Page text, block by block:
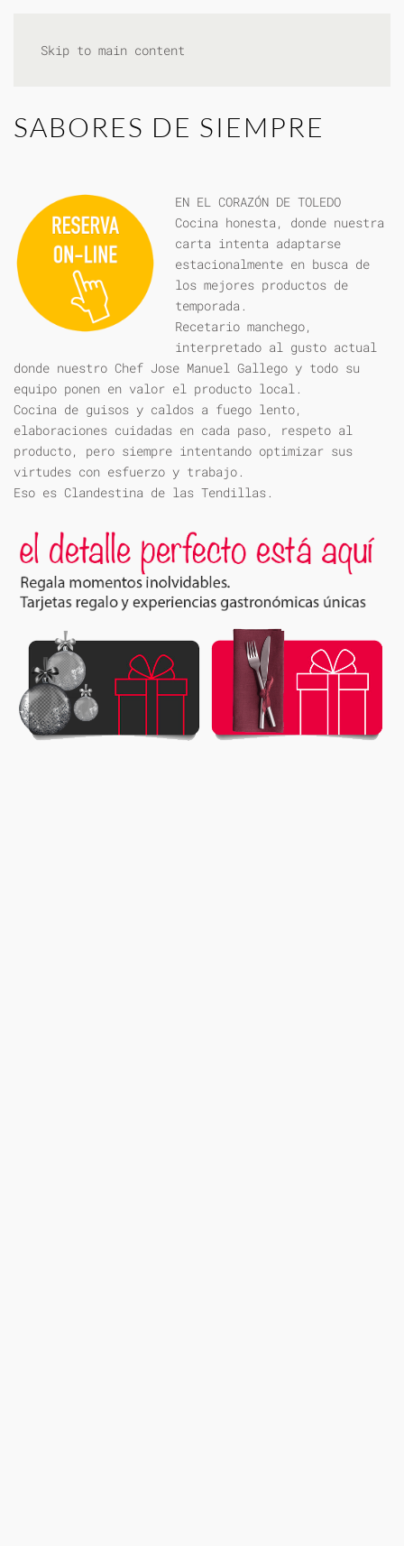
Skip to main content
SABORES DE SIEMPRE
EN EL CORAZÓN DE TOLEDO
Cocina honesta, donde nuestra
carta intenta adaptarse
estacionalmente en busca de
los mejores productos de
temporada.
Recetario manchego,
interpretado al gusto actual
donde nuestro Chef Jose Manuel Gallego y todo su
equipo ponen en valor el producto local.
Cocina de guisos y caldos a fuego lento,
elaboraciones cuidadas en cada paso, respeto al
producto, pero siempre intentando optimizar sus
virtudes con esfuerzo y trabajo.
Eso es Clandestina de las Tendillas.